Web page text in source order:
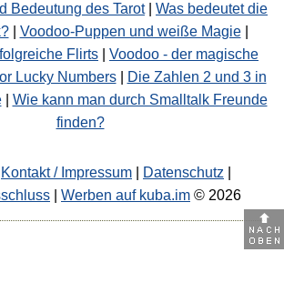
Bedeutung des Tarot| Was bedeutet die
| Voodoo-Puppen und weiße Magie|
Flirts
Voodoo - der magische
Lucky Numbers|
Die Zahlen 2 und 3 in
| Wie kann man durch Smalltalk Freunde
finden?
Kontakt / Impressum Datenschutz
Werben auf kuba.im © 2026